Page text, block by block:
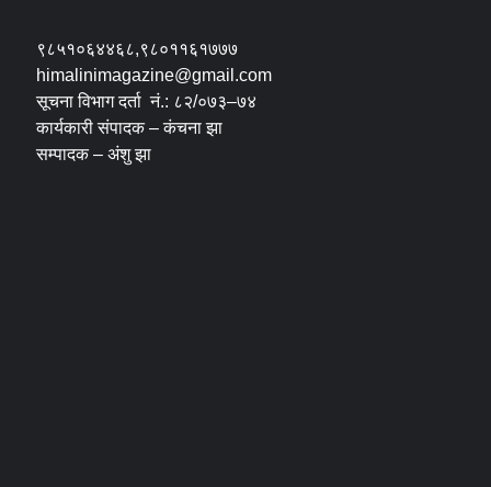
९८५१०६४४६८,९८०११६१७७७
himalinimagazine@gmail.com
सूचना विभाग दर्ता नं.: ८२/०७३–७४
कार्यकारी संपादक – कंचना झा
सम्पादक – अंशु झा